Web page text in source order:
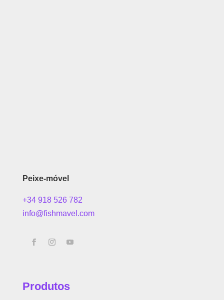
Peixe-móvel
+34 918 526 782
info@fishmavel.com
Produtos